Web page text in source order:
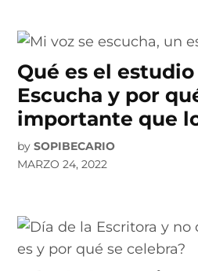
Qué es el estudio
Escucha y por
importante que
by SOPIBECARIO
MARZO 24, 2022